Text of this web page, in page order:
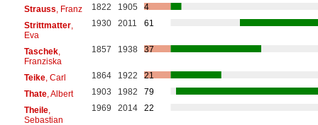
Strauss , Franz 1822 1905
4
Strittmatter,
Eva
1930 2011 61
Taschek,
Franziska
1857 1938 37
Teike, Carl 1864 1922
21
Thate, Albert 1903 1982
79
Theile,
Sebastian
1969 2014 22